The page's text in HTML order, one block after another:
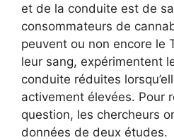
et de la conduite est de
consommateurs de
peuvent ou non encore le
leur sang, expérimentent
conduite réduites
activement élevées. Pour
question, les chercheurs
données de deux études.